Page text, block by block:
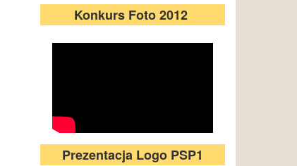
Konkurs Foto 2012
Prezentacja Logo PSP1